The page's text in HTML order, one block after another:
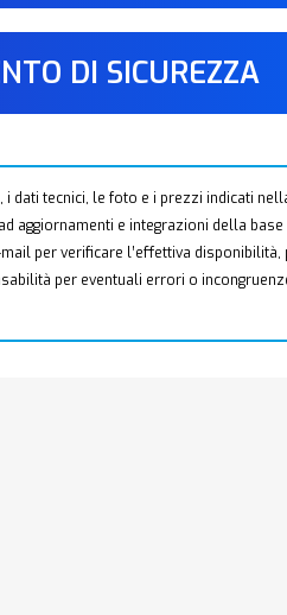
DI SICUREZZA
i dati tecnici, le foto e i prezzi indicati
aggiornamenti e integrazioni della
per verificare l’effettiva
per eventuali errori o